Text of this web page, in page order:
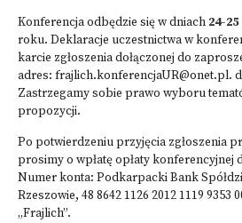
Konferencja odbędzie się w dniach 24-
roku. Deklaracje uczestnictwa w
karcie zgłoszenia dołączonej do
adres: frajlich.konferencjaUR@onet.pl.
Zastrzegamy sobie prawo wyboru
propozycji.
Po potwierdzeniu przyjęcia zgłoszenia
prosimy o wpłatę opłaty konferencyjnej
Numer konta: Podkarpacki Bank
Rzeszowie, 48 8642 1126 2012 1119 9353
„Frajlich”.